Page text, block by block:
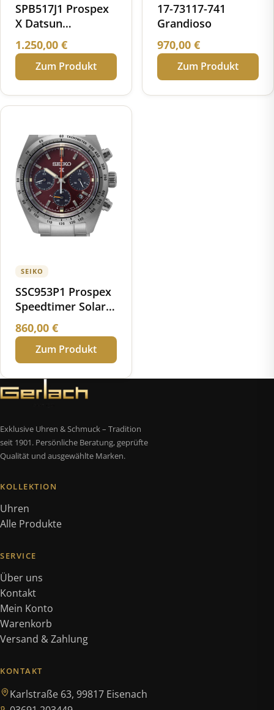
SPB517J1 Prospex
X Datsun
Speedtimer
Automatik Limited
Edition
1.250,00 €
Zum Produkt
17-73117-741
Grandioso
970,00 €
Zum Produkt
SEIKO
SSC953P1 Prospex
Speedtimer Solar
Chronograph
Limited Edition
860,00 €
Zum Produkt
Exklusive Uhren & Schmuck – Tradition
seit 1901. Persönliche Beratung, geprüfte
Qualität und ausgewählte Marken.
KOLLEKTION
Uhren
Alle Produkte
SERVICE
Über uns
Kontakt
Mein Konto
Warenkorb
Versand & Zahlung
KONTAKT
Karlstraße 63, 99817 Eisenach